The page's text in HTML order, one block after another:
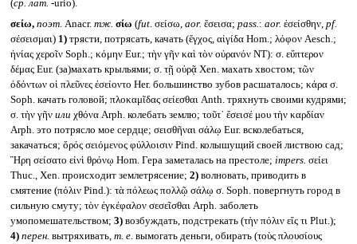
(ср. лат. -urio).
σείω, поэт. Anacr. тж. σίω (fut. σείσω, aor. ἔσεισα; pass. : aor. ἐσείσθην, pf.
σέσεισμαι) 1)трясти, потрясать, качать (ἔγχος, αἰγίδα Hom.; λόφον Aesch.;
ἡνίας χεροῖν Soph.; κόμην Eur.; τὴν γῆν καὶ τὸν οὐρανόν NT): σ. εὔπτερον
δέμας Eur. (за)махать крыльями; σ. τῇ οὐρᾷ Xen. махать хвостом; τῶν
ὀδόντων οἱ πλεῦνες ἐσείοντο Her. большинство зубов расшаталось; κάρα σ.
Soph. качать головой; πλοκαμῖδας σείεσθαι Anth. тряхнуть своими кудрями;
σ. τὴν γῆν или χθόνα Arph. колебать землю; τοῦτ᾽ ἔσεισέ μου τὴν καρδίαν
Arph. это потрясло мое сердце; σεισθῆναι σάλῳ Eur. всколебаться,
закачаться; ὄρός σειόμενος φύλλοισιν Pind. колышущий своей листвою сад;
Ἣρη σείσατο εἰνὶ θρόνῳ Hom. Гера заметалась на престоле; impers. σείει
Thuc., Xen. происходит землетрясение; 2)волновать, приводить в
смятение (πόλιν Pind.): τὰ πόλεως πολλῷ σάλῳ σ. Soph. повергнуть город в
сильную смуту; τὸν ἐγκέφαλον σεσεῖσθαι Arph. заболеть
умопомешательством; 3)возбуждать, подстрекать (τὴν πόλιν εἴς τι Plut.);
4) перен. вытряхивать, т. е. вымогать деньги, обирать (τοὺς πλουσίους